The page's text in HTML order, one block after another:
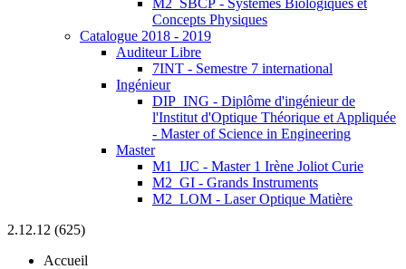
M2_SBCP - Systèmes Biologiques et
Concepts Physiques
Catalogue 2018 - 2019
Auditeur Libre
7INT - Semestre 7 international
Ingénieur
DIP_ING - Diplôme d'ingénieur de
l'Institut d'Optique Théorique et Appliquée
- Master of Science in Engineering
Master
M1_IJC - Master 1 Irène Joliot Curie
M2_GI - Grands Instruments
M2_LOM - Laser Optique Matière
2.12.12 (625)
Accueil